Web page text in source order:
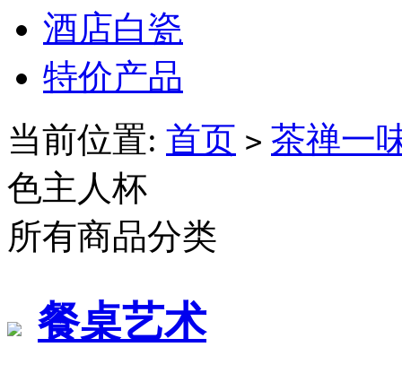
酒店白瓷
特价产品
当前位置: 首页 > 茶禅一
色主人杯
所有商品分类
餐桌艺术